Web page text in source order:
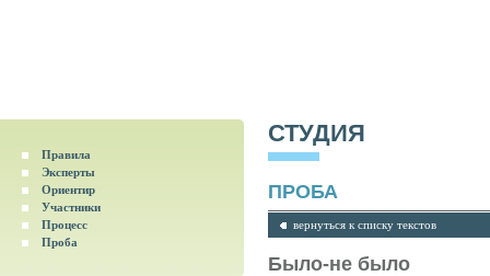
Правила
Эксперты
Ориентир
Участники
Процесс
Проба
СТУДИЯ
ПРОБА
вернуться к списку текстов
Было-не было